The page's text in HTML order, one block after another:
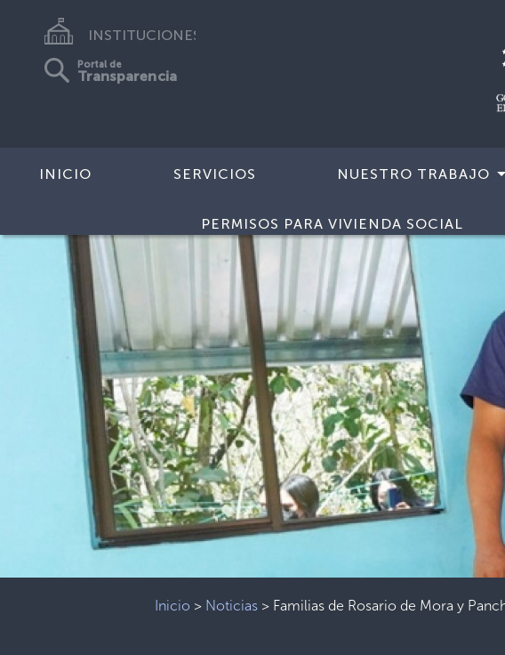
INSTITUCIONES
Portal de
Transparencia
INICIO SERVICIOS NUESTRO TRABAJO
PERMISOS PARA VIVIENDA SOCIAL
Inicio > Noticias > Familias de Rosario de Mora y